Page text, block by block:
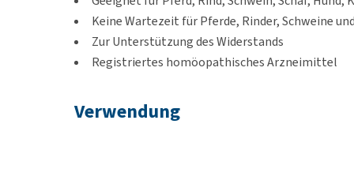
Keine Wartezeit für Pferde, Rinder, Schweine
Zur Unterstützung des Widerstands
Registriertes homöopathisches Arzneimittel
Verwendung